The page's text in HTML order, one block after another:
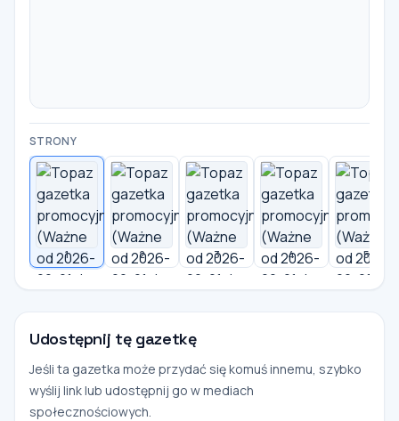
STRONY
1 2 3 4 5
Udostępnij tę gazetkę
Jeśli ta gazetka może przydać się komuś innemu, szybko
wyślij link lub udostępnij go w mediach
społecznościowych.